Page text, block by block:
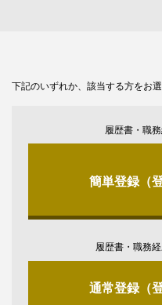
下記のいずれか、該当する方をお選
履歴書・職
簡単登録（
履歴書・職務
通常登録（